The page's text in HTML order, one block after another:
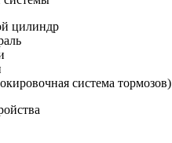
цилиндр
система тормозов)